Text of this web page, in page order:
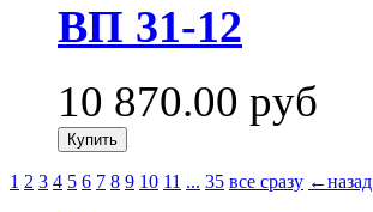
ВП 31-12
10 870.00 руб
1 2 3 4 5 6 7 8 9 10 11 ... 35 все сразу ←назад